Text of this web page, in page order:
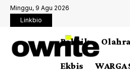
Minggu, 9 Agu 2026
Linkbio
Politik
Ekbis WARGA